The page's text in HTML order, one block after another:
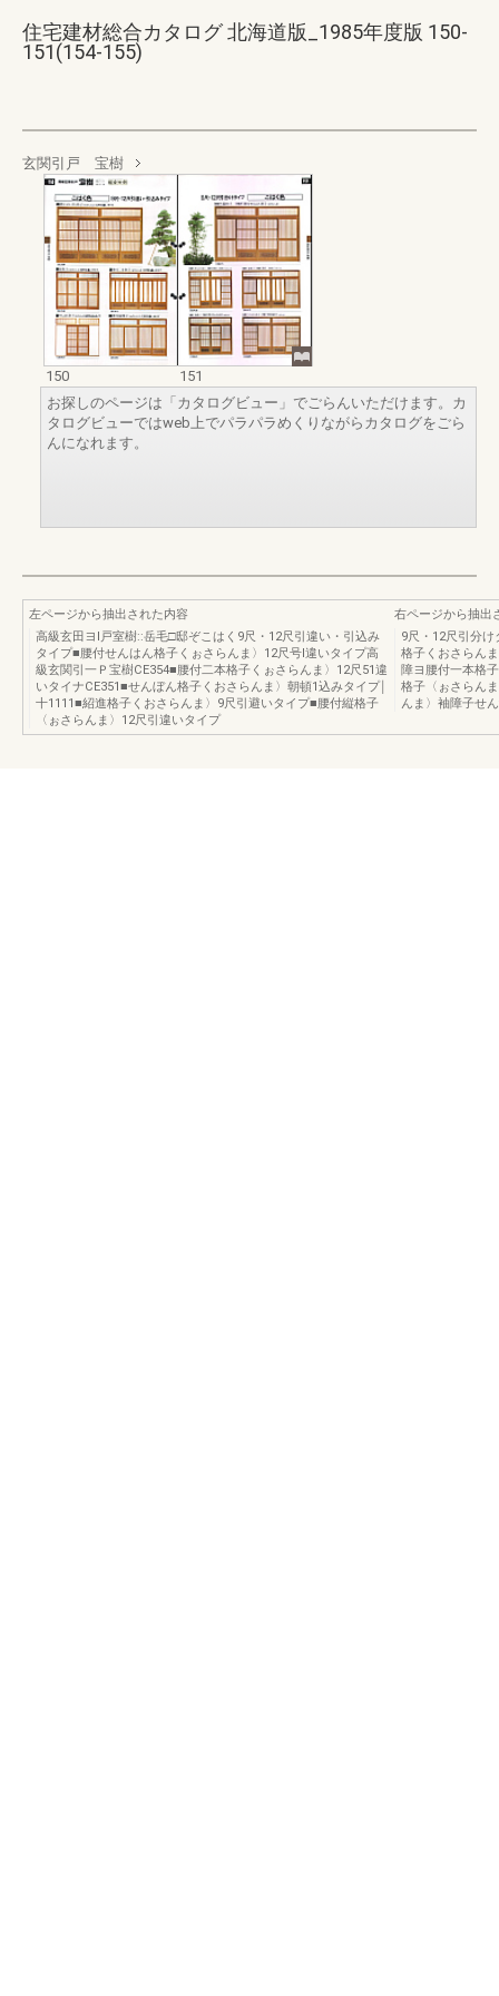
住宅建材総合カタログ 北海道版_1985年度版 150-
151(154-155)
玄関引戸 宝樹
150
151
お探しのページは「カタログビュー」でごらんいただけます。カ
タログビューではweb上でパラパラめくりながらカタログをごら
んになれます。
左ページから抽出された内容
高級玄田ヨl戸室樹::岳毛□邸ぞこはく9尺・12尺引違い・引込み
タイプ■腰付せんはん格子くぉさらんま〉12尺号l違いタイプ高
級玄関引一Ｐ宝樹CE354■腰付二本格子くぉさらんま〉12尺51違
いタイナCE351■せんぼん格子くおさらんま〉朝頓1込みタイプ￨
十1111■紹進格子くおさらんま〉9尺引避いタイプ■腰付縦格子
〈ぉさらんま〉12尺引違いタイプ
右ページから抽出
9尺・12尺引分
格子くおさらん
障ヨ腰付一本格
格子〈ぉさらん
んま〉袖障子せ